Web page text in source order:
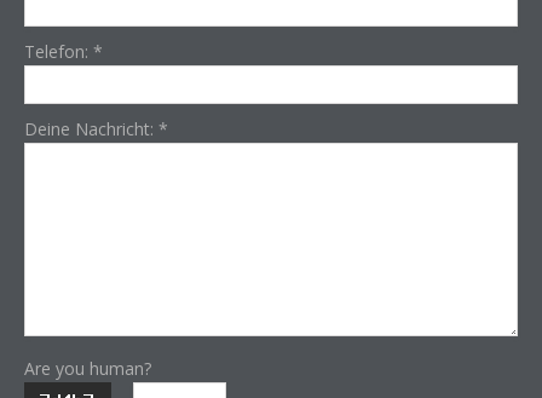
Telefon: *
Deine Nachricht: *
Are you human?